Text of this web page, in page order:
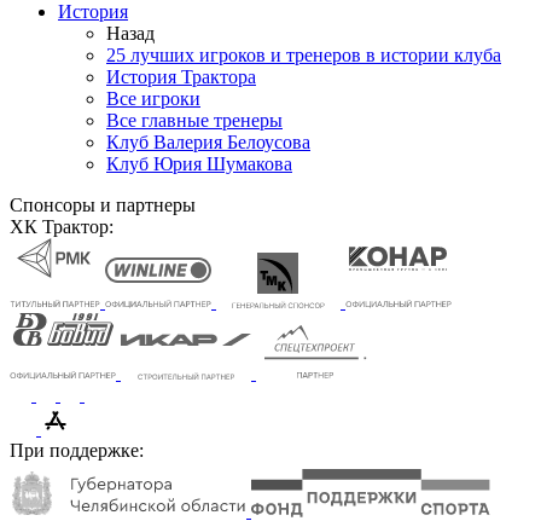
История
Назад
25 лучших игроков и тренеров в истории клуба
История Трактора
Все игроки
Все главные тренеры
Клуб Валерия Белоусова
Клуб Юрия Шумакова
Спонсоры и партнеры
ХК Трактор:
При поддержке: